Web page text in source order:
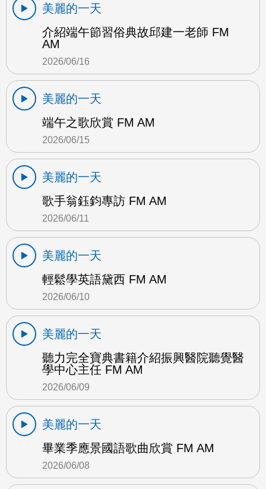
美麗的一天
介紹端午節習俗典故邱建一老師 FM
AM
2026/06/16
美麗的一天
端午之歌欣賞 FM AM
2026/06/15
美麗的一天
歌手翁鈺鈞專訪 FM AM
2026/06/11
美麗的一天
輕鬆學英語黛西 FM AM
2026/06/10
美麗的一天
聽力完全寶典書籍介紹振興醫院聽覺醫
學中心主任 FM AM
2026/06/09
美麗的一天
畢業季應景國語歌曲欣賞 FM AM
2026/06/08